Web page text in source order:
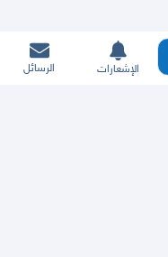
الإشعارات الرسائل